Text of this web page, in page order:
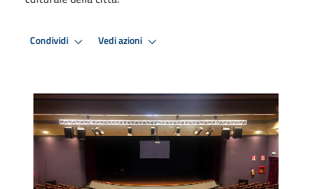
Condividi Vedi azioni